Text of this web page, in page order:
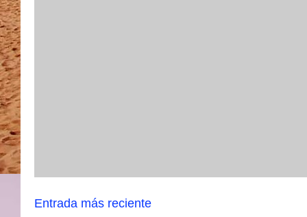
Entrada más reciente